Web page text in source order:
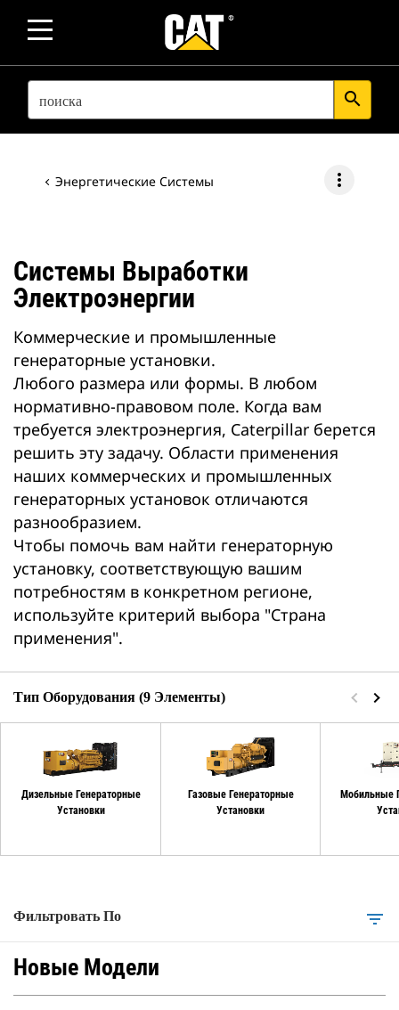
SEARCH search
Энергетические Системы more_vert
Системы Выработки
Электроэнергии
Коммерческие и промышленные
генераторные установки.
Любого размера или формы. В любом
нормативно-правовом поле. Когда вам
требуется электроэнергия, Caterpillar берется
решить эту задачу. Области применения
наших коммерческих и промышленных
генераторных установок отличаются
разнообразием.
Чтобы помочь вам найти генераторную
установку, соответствующую вашим
потребностям в конкретном регионе,
используйте критерий выбора "Страна
применения".
Тип Оборудования (9 Элементы)
Дизельные Генераторные
Установки
Газовые Генераторные
Установки
Мобильные
Фильтровать По filter_list
Новые Модели